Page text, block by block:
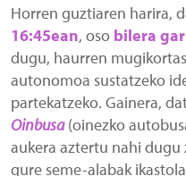
Horren guztiaren harira,
16:45ean, oso bilera
dugu, haurren
autonomoa sustatzeko
partekatzeko. Gainera,
Oinbusa(oinezko
aukera aztertu nahi dugu
gure seme-alabak